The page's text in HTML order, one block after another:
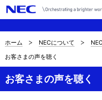
ナ
ビ
ゲ
ー
サ
イ
ト
ホーム NECについて
お客さまの声を聴く
お客さまの声を聴く